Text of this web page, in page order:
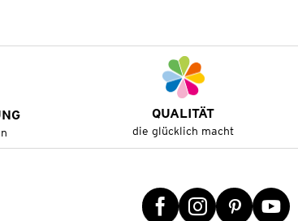
QUALITÄT
die glücklich macht